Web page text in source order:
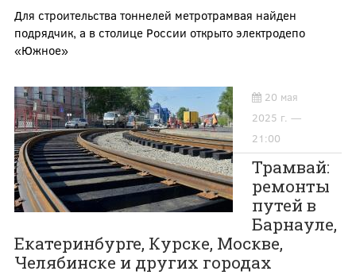
Для строительства тоннелей метротрамвая найден
подрядчик, а в столице России открыто электродепо
«Южное»
20 мая
2025 г. —
21:00
Трамвай:
ремонты
путей в
Барнауле,
Екатеринбурге, Курске, Москве,
Челябинске и других городах